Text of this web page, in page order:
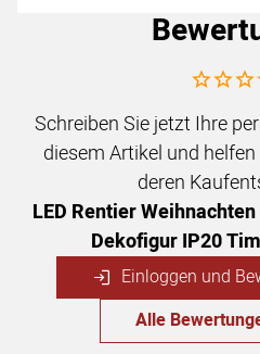
Noch
Schreiben Sie jetzt Ihre
diesem Artikel und
deren
LED Rentier
Dekofigur IP20
Einloggen und
Alle